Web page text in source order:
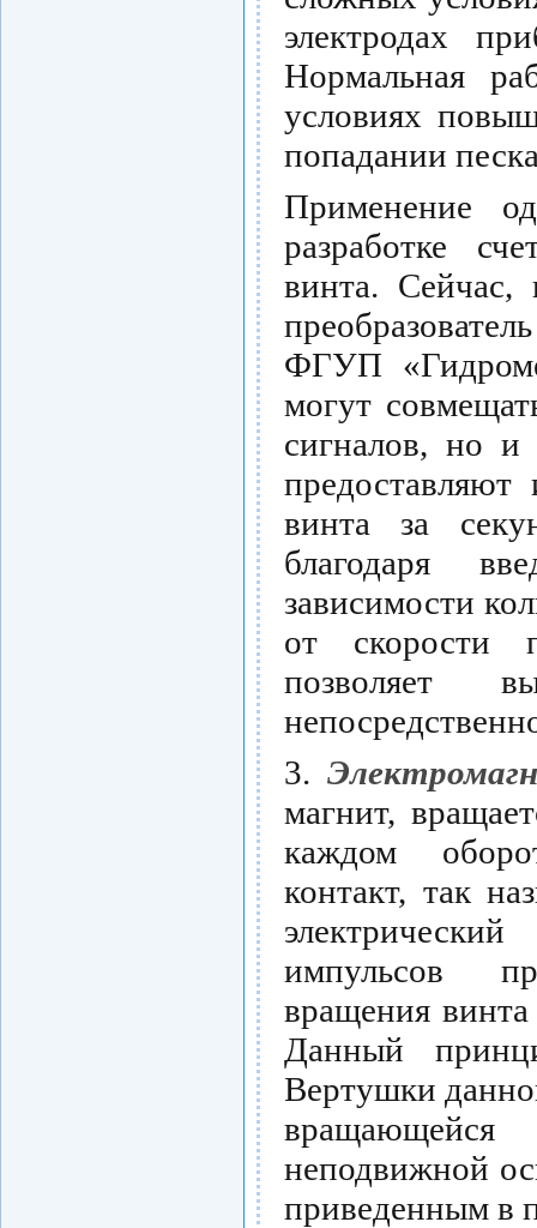
электродах
Нормальная
условиях
попадании
Применение
разработке
винта. Сейчас,
ФГУП
могут
сигналов, но и
винта за
благодаря
зависимости
от скорости
позволяет
3.
магнит,
каждом
контакт, так
импульсов
вращения винта
Данный
Вертушки
неподвижной
приведенным в